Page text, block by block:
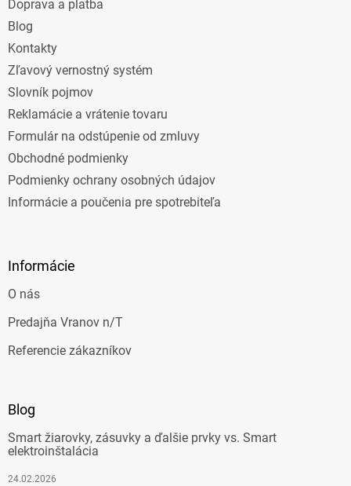
Doprava a platba
Blog
Kontakty
Zľavový vernostný systém
Slovník pojmov
Reklamácie a vrátenie tovaru
Formulár na odstúpenie od zmluvy
Obchodné podmienky
Podmienky ochrany osobných údajov
Informácie a poučenia pre spotrebiteľa
Informácie
O nás
Predajňa Vranov n/T
Referencie zákazníkov
Blog
Smart žiarovky, zásuvky a ďalšie prvky vs. Smart
elektroinštalácia
24.02.2026